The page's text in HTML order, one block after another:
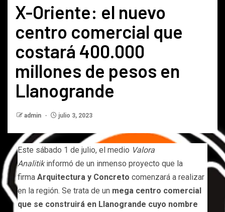
X-Oriente: el nuevo
centro comercial que
costará 400.000
millones de pesos en
Llanogrande
admin julio 3, 2023
Este sábado 1 de julio, el medio Valora
Analitikinformó de un inmenso proyecto que la
firma Arquitectura y Concreto comenzará a realizar
en la región. Se trata de un mega centro comercial
que se construirá en Llanogrande cuyo nombre